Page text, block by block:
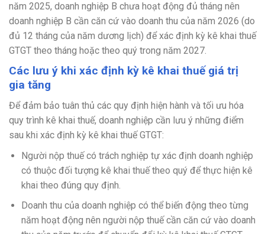
năm 2025, doanh nghiệp B chưa hoạt động đủ tháng nên
doanh nghiệp B cần căn cứ vào doanh thu của năm 2026 (do
đủ 12 tháng của năm dương lịch) để xác định kỳ kê khai thuế
GTGT theo tháng hoặc theo quý trong năm 2027.
Các lưu ý khi xác định kỳ kê khai thuế giá trị
gia tăng
Để đảm bảo tuân thủ các quy định hiện hành và tối ưu hóa
quy trình kê khai thuế, doanh nghiệp cần lưu ý những điểm
sau khi xác định kỳ kê khai thuế GTGT:
Người nộp thuế có trách nghiệp tự xác định doanh nghiệp
có thuộc đối tượng kê khai thuế theo quý để thực hiện kê
khai theo đúng quy định.
Doanh thu của doanh nghiệp có thể biến động theo từng
năm hoạt động nên người nộp thuế cần căn cứ vào doanh